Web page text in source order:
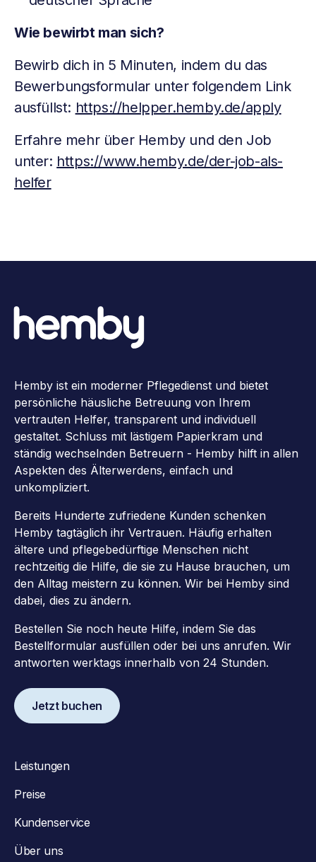
Wie bewirbt man sich?
Bewirb dich in 5 Minuten, indem du das
Bewerbungsformular unter folgendem Link
ausfüllst: https://helpper.hemby.de/apply
Erfahre mehr über Hemby und den Job
unter: https://www.hemby.de/der-job-als-
helfer
Hemby ist ein moderner Pflegedienst und bietet
persönliche häusliche Betreuung von Ihrem
vertrauten Helfer, transparent und individuell
gestaltet. Schluss mit lästigem Papierkram und
ständig wechselnden Betreuern - Hemby hilft in allen
Aspekten des Älterwerdens, einfach und
unkompliziert.
Bereits Hunderte zufriedene Kunden schenken
Hemby tagtäglich ihr Vertrauen. Häufig erhalten
ältere und pflegebedürftige Menschen nicht
rechtzeitig die Hilfe, die sie zu Hause brauchen, um
den Alltag meistern zu können. Wir bei Hemby sind
dabei, dies zu ändern.
Bestellen Sie noch heute Hilfe, indem Sie das
Bestellformular ausfüllen oder bei uns anrufen. Wir
antworten werktags innerhalb von 24 Stunden.
Jetzt buchen
Leistungen
Preise
Kundenservice
Über uns